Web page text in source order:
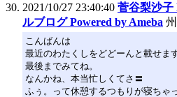
2021/10/27 23:40:40 菅谷梨沙子
ルブログ Powered by Ameba
こんばんは
最近のわたくしをどどーんと載せま
最後までみてね。
なんかね、本当忙しくてさ〓
ふぅ。って休憩するつもりが寝ちゃ